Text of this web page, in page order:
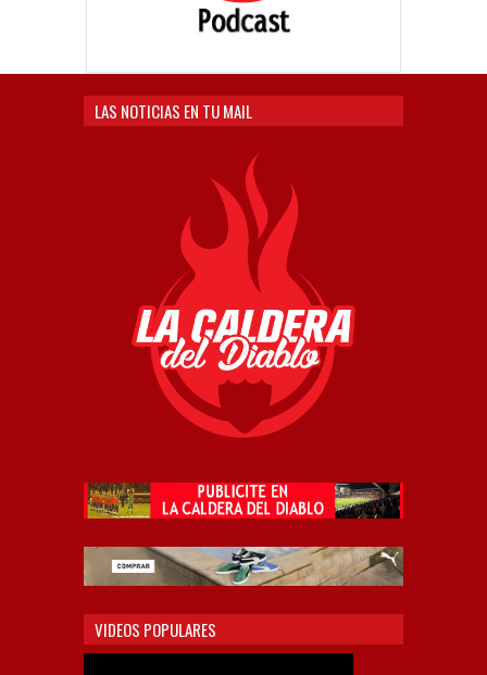
LAS NOTICIAS EN TU MAIL
VIDEOS POPULARES